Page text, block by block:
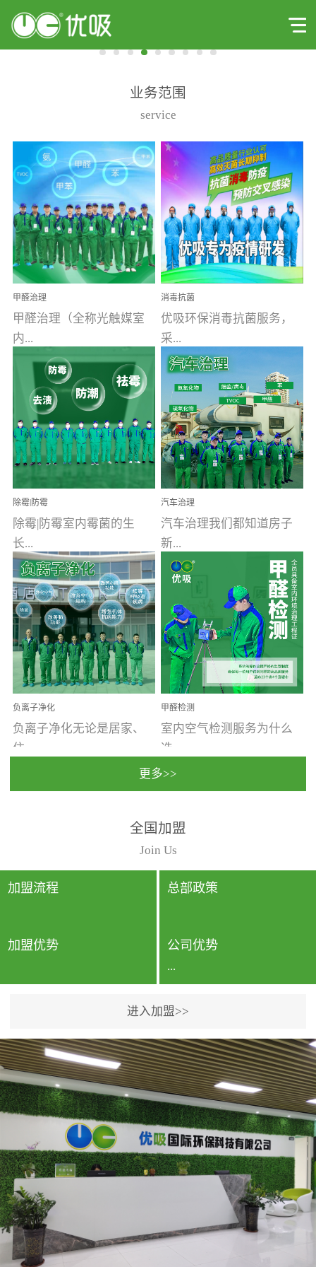
业务范围
service
甲醛治理
甲醛治理（全称光触媒室
内...
空气污染净化治理）工业
文明的进步，创造了多姿
多彩的家居产品和生活情
调，但也带来了以甲醛为
首的室内...
消毒抗菌
优吸环保消毒抗菌服务，
采...
用行业公认奥维牌消毒
液，具备杀死人体冠状病
毒的功效，杀菌率
99.99%。相对于传统消毒
液来说，无...
除霉|防霉
除霉|防霉室内霉菌的生
长...
受温度、湿度、基质养
分、通风四个条件影响，
温暖潮湿、营养物质多、
通风缓慢的空间最易滋生
大量霉菌的...
汽车治理
汽车治理我们都知道房子
新...
装修完会有甲醛，其实汽
车的甲醛超标问题更为严
重。汽车的空间范围小，
配件、皮具、装饰多，这
些都是汽...
负离子净化
负离子净化无论是居家、
住...
动，人类长时间停留的室
内空间都有整体消毒的需
要。因为空间内人流携带
的、空气...
甲醛检测
室内空气检测服务为什么
选...
行国家规定的标准检测方
法，空气采样量准确，检
测结果可靠，远胜于其他
检测...
更多>>
全国加盟
Join Us
加盟流程 总部政策
加盟优势 公司优势
...
专利保护优势、双甲资质
企业（“室内环境净化治理
甲级施工资质”“室内环境
污染治理资质等级证
书”）、拥有多名高级《环
境工程高级工程师》室内
空气治理资格认证的治理
人员、掌握室内空气净化
治理实用技术和五项专利
技术、八项计算机软件著
作权登记证书等。研发实
进入加盟>>